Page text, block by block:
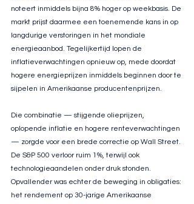
noteert inmiddels bijna 8% hoger op weekbasis. De
markt prijst daarmee een toenemende kans in op
langdurige verstoringen in het mondiale
energieaanbod. Tegelijkertijd lopen de
inflatieverwachtingen opnieuw op, mede doordat
hogere energieprijzen inmiddels beginnen door te
sijpelen in Amerikaanse producentenprijzen.
Die combinatie — stijgende olieprijzen,
oplopende inflatie en hogere renteverwachtingen
— zorgde voor een brede correctie op Wall Street.
De S&P 500 verloor ruim 1%, terwijl ook
technologieaandelen onder druk stonden.
Opvallender was echter de beweging in obligaties:
het rendement op 30-jarige Amerikaanse